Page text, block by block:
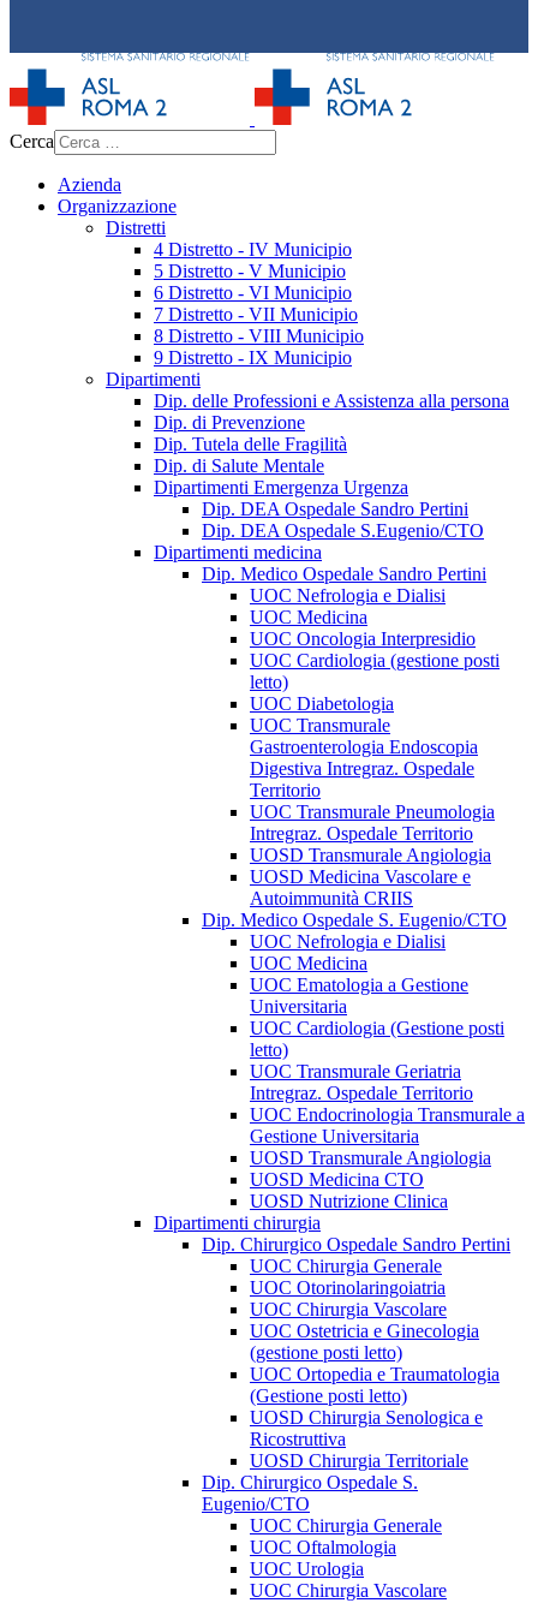
Cerca
Azienda
Organizzazione
Distretti
4 Distretto - IV Municipio
5 Distretto - V Municipio
6 Distretto - VI Municipio
7 Distretto - VII Municipio
8 Distretto - VIII Municipio
9 Distretto - IX Municipio
Dipartimenti
Dip. delle Professioni e Assistenza alla persona
Dip. di Prevenzione
Dip. Tutela delle Fragilità
Dip. di Salute Mentale
Dipartimenti Emergenza Urgenza
Dip. DEA Ospedale Sandro Pertini
Dip. DEA Ospedale S.Eugenio/CTO
Dipartimenti medicina
Dip. Medico Ospedale Sandro Pertini
UOC Nefrologia e Dialisi
UOC Medicina
UOC Oncologia Interpresidio
UOC Cardiologia (gestione posti
letto)
UOC Diabetologia
UOC Transmurale
Gastroenterologia Endoscopia
Digestiva Intregraz. Ospedale
Territorio
UOC Transmurale Pneumologia
Intregraz. Ospedale Territorio
UOSD Transmurale Angiologia
UOSD Medicina Vascolare e
Autoimmunità CRIIS
Dip. Medico Ospedale S. Eugenio/CTO
UOC Nefrologia e Dialisi
UOC Medicina
UOC Ematologia a Gestione
Universitaria
UOC Cardiologia (Gestione posti
letto)
UOC Transmurale Geriatria
Intregraz. Ospedale Territorio
UOC Endocrinologia Transmurale a
Gestione Universitaria
UOSD Transmurale Angiologia
UOSD Medicina CTO
UOSD Nutrizione Clinica
Dipartimenti chirurgia
Dip. Chirurgico Ospedale Sandro Pertini
UOC Chirurgia Generale
UOC Otorinolaringoiatria
UOC Chirurgia Vascolare
UOC Ostetricia e Ginecologia
(gestione posti letto)
UOC Ortopedia e Traumatologia
(Gestione posti letto)
UOSD Chirurgia Senologica e
Ricostruttiva
UOSD Chirurgia Territoriale
Dip. Chirurgico Ospedale S.
Eugenio/CTO
UOC Chirurgia Generale
UOC Oftalmologia
UOC Urologia
UOC Chirurgia Vascolare